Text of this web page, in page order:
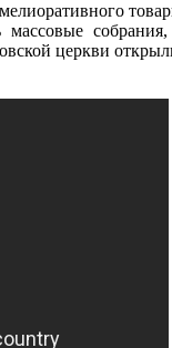
мелиоративного
массовые
церкви